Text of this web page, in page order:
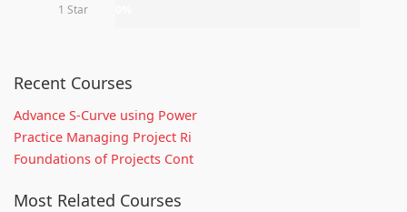
1 Star
Recent Courses
Advance S-Curve using Power
Practice Managing Project Ri
Foundations of Projects Cont
Most Related Courses